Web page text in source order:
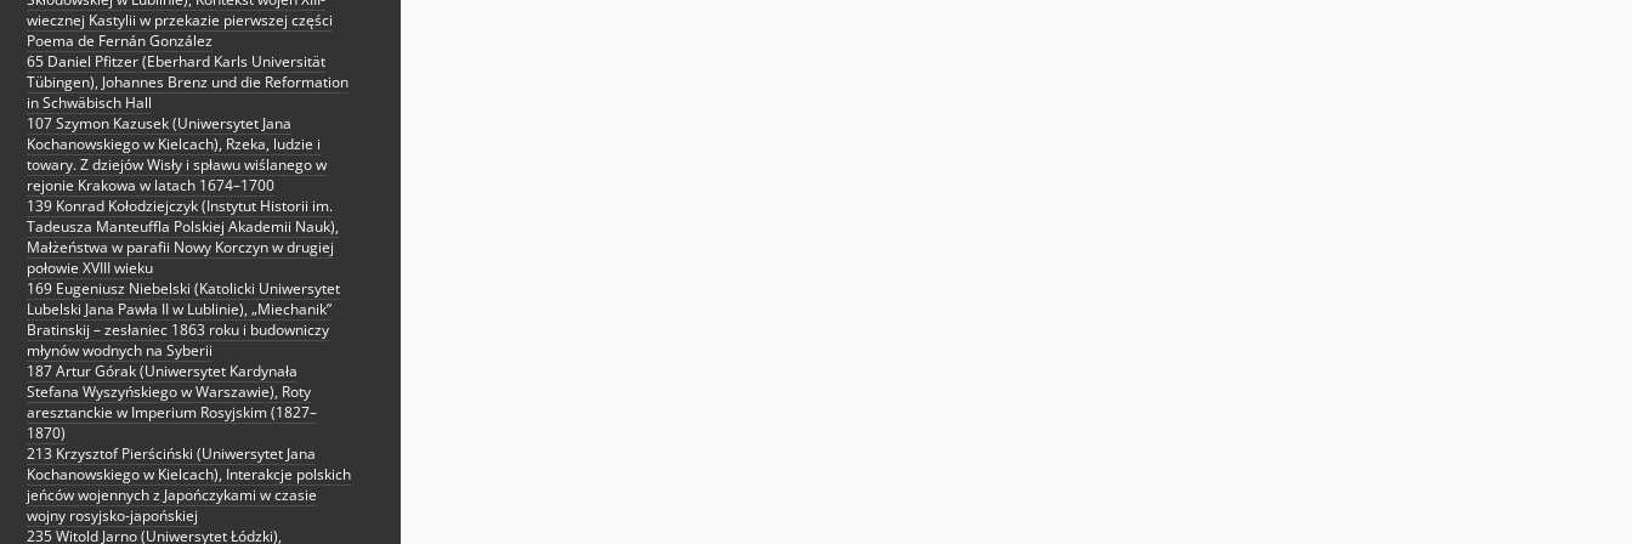
wiecznej Kastylii w przekazie pierwszej części
Poema de Fernán González
65 Daniel Pfitzer (Eberhard Karls Universität
Tübingen), Johannes Brenz und die Reformation
in Schwäbisch Hall
107 Szymon Kazusek (Uniwersytet Jana
Kochanowskiego w Kielcach), Rzeka, ludzie i
towary. Z dziejów Wisły i spławu wiślanego w
rejonie Krakowa w latach 1674–1700
139 Konrad Kołodziejczyk (Instytut Historii im.
Tadeusza Manteuffla Polskiej Akademii Nauk),
Małżeństwa w parafii Nowy Korczyn w drugiej
połowie XVIII wieku
169 Eugeniusz Niebelski (Katolicki Uniwersytet
Lubelski Jana Pawła II w Lublinie), „Miechanik”
Bratinskij – zesłaniec 1863 roku i budowniczy
młynów wodnych na Syberii
187 Artur Górak (Uniwersytet Kardynała
Stefana Wyszyńskiego w Warszawie), Roty
aresztanckie w Imperium Rosyjskim (1827–
1870)
213 Krzysztof Pierściński (Uniwersytet Jana
Kochanowskiego w Kielcach), Interakcje polskich
jeńców wojennych z Japończykami w czasie
wojny rosyjsko-japońskiej
235 Witold Jarno (Uniwersytet Łódzki),